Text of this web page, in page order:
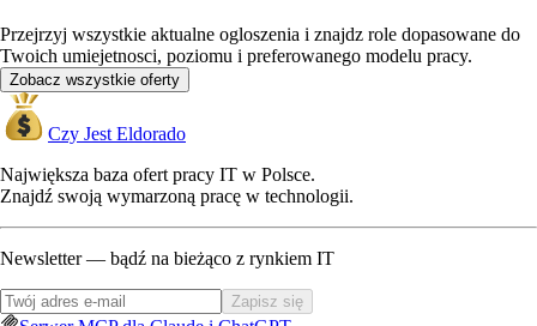
Przejrzyj wszystkie aktualne ogloszenia i znajdz role dopasowane do
Twoich umiejetnosci, poziomu i preferowanego modelu pracy.
Zobacz wszystkie oferty
Czy Jest Eldorado
Największa baza ofert pracy IT w Polsce.
Znajdź swoją wymarzoną pracę w technologii.
Newsletter — bądź na bieżąco z rynkiem IT
Zapisz się